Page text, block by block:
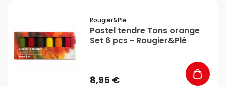
Rougier&plé
Pastel tendre Tons orange
Set 6 pcs - Rougier&Plé
8,95 €